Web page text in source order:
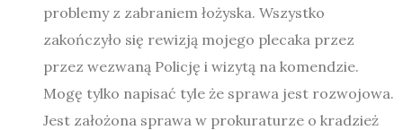
problemy z zabraniem łożyska. Wszystko
zakończyło się rewizją mojego plecaka przez
przez wezwaną Policję i wizytą na komendzie.
Mogę tylko napisać tyle że sprawa jest rozwojowa.
Jest założona sprawa w prokuraturze o kradzież